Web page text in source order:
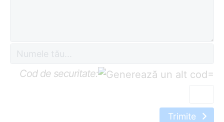
Cod de securitate: =
Trimite